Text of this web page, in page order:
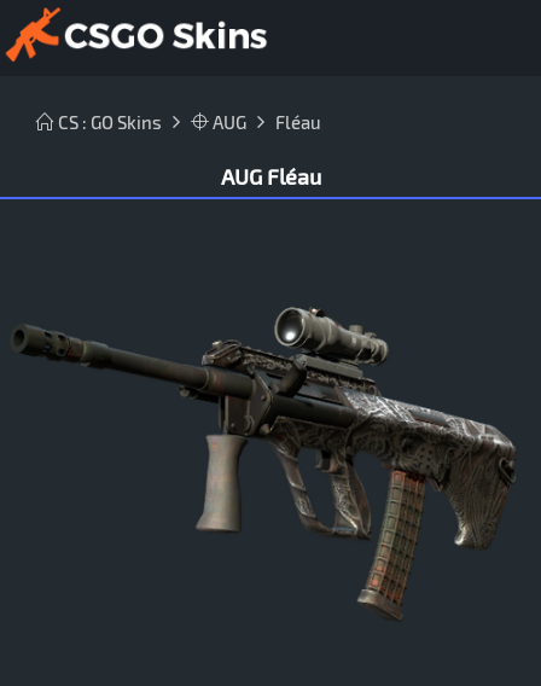
CS : GO Skins AUG Fléau
AUG Fléau